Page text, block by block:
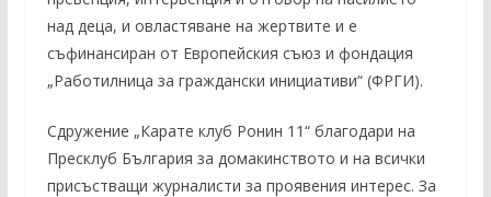
над деца, и овластяване на жертвите и е
съфинансиран от Европейския съюз и фондация
„Работилница за граждански инициативи“ (ФРГИ).
Сдружение „Карате клуб Ронин 11“ благодари на
Пресклуб България за домакинството и на всички
присъстващи журналисти за проявения интерес. За